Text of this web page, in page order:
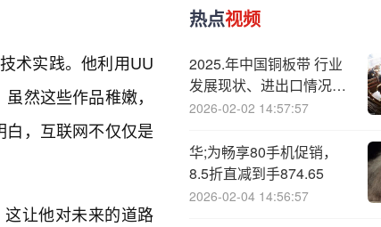
术实践。他利用UU
然这些作品稚嫩，
，互联网不仅仅是
让他对未来的道路
热点视频
2025.年中国铜板带 行业
发展现状、进出口情况及
未来趋势分析：高端转型
新兴领域需求爆发[图]
2026-02-02 14:57:57
华;为畅享80手机促销，
8.5折直减到手874.65
2026-02-04 14:56:57